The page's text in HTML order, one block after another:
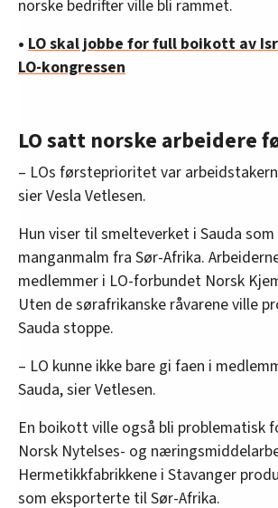
norske bedrifter ville bli rammet.
• LO skal jobbe for full boikott av
LO-kongressen
LO satt norske arbeidere
– LOs førsteprioritet var
sier Vesla Vetlesen.
Hun viser til smelteverket i Sauda
manganmalm fra Sør-Afrika.
medlemmer i LO-forbundet Norsk
Uten de sørafrikanske råvarene ville
Sauda stoppe.
– LO kunne ikke bare gi faen i
Sauda, sier Vetlesen.
En boikott ville også bli problematisk
Norsk Nytelses- og
Hermetikkfabrikkene i Stavanger
som eksporterte til Sør-Afrika.